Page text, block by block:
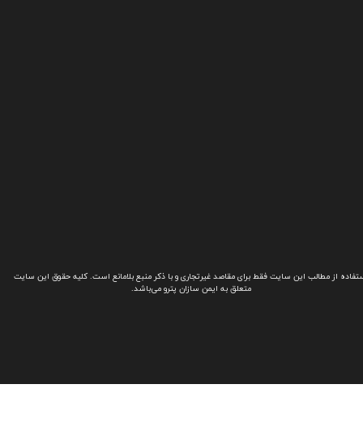
از مطالب این سایت فقط برای مقاصد غیرتجاری و با ذکر منبع بلامانع است. کلیه حقوق این سایت
متعلق به ایمن سازان پترو می‌باشد.